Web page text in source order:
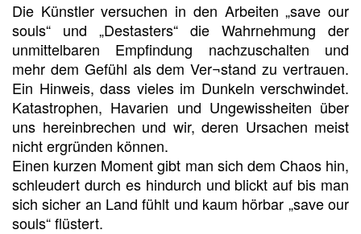
Die Künstler versuchen in den Arbeiten „save our
souls“ und „Destasters“ die Wahrnehmung der
unmittelbaren Empfindung nachzuschalten und
mehr dem Gefühl als dem Ver¬stand zu vertrauen.
Ein Hinweis, dass vieles im Dunkeln verschwindet.
Katastrophen, Havarien und Ungewissheiten über
uns hereinbrechen und wir, deren Ursachen meist
nicht ergründen können.
Einen kurzen Moment gibt man sich dem Chaos hin,
schleudert durch es hindurch und blickt auf bis man
sich sicher an Land fühlt und kaum hörbar „save our
souls“ flüstert.